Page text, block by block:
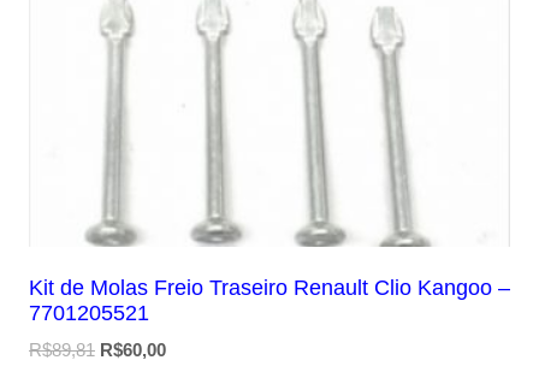
Kit de Molas Freio Traseiro Renault Clio Kangoo –
7701205521
R$89,81 O
R$60,00O